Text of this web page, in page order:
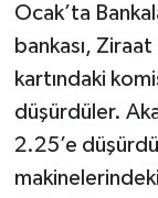
Ocak’ta
bankası, Ziraat
kartındaki
düşürdüler.
2.25’e